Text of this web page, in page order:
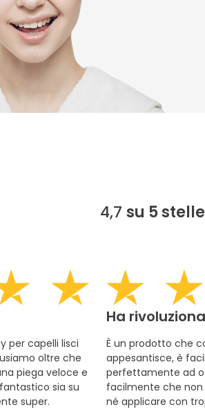
4,7 su 5
per capelli lisci
oltre che
piega veloce e
sia su
super.
Ha
È un prodotto che
appesantisce, è
perfettamente ad
facilmente che non
né applicare con